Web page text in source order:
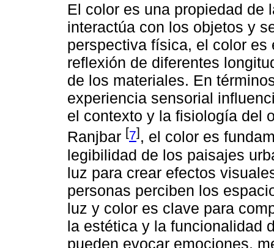
El color es una propiedad de
interactúa con los objetos y
perspectiva física, el color
reflexión de diferentes
de los materiales. En
experiencia sensorial
el contexto y la fisiología del
Ranjbar [7], el color es
legibilidad de los paisajes
luz para crear efectos
personas perciben los
luz y color es clave para
la estética y la funcionalidad
pueden evocar emociones,